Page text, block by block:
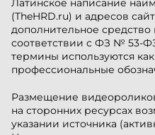
Латинское написание
(TheHRD.ru) и адресов
дополнительное
соответствии с ФЗ № 53-
термины используются
профессиональные
Размещение
на сторонних ресурсах
указании источника